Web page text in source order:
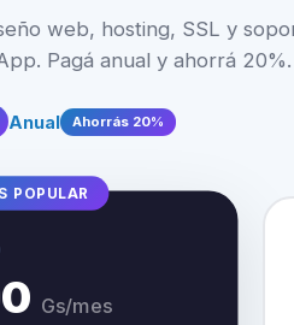
web, hosting, SSL y
Pagá anual y ahorrá 20%.
Anual Ahorrás 20%
POPULAR
Gs/mes